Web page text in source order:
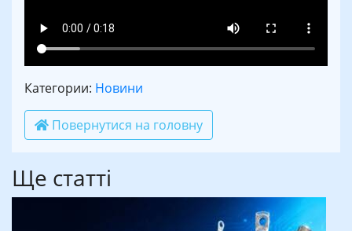
Категории: Новини
Повернутися на головну
Ще статті